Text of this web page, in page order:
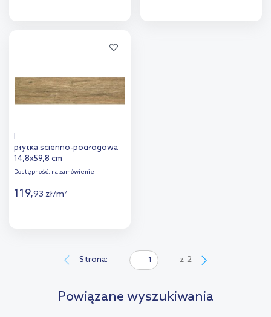
Domino Walnut brown STR
płytka ścienno-podłogowa
14,8x59,8 cm
Dostępność: na zamówienie
119,93 zł/m2
Strona: z 2
Powiązane wyszukiwania